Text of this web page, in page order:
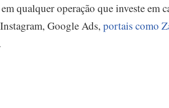
qualquer operação que investe em
Google Ads, portais como